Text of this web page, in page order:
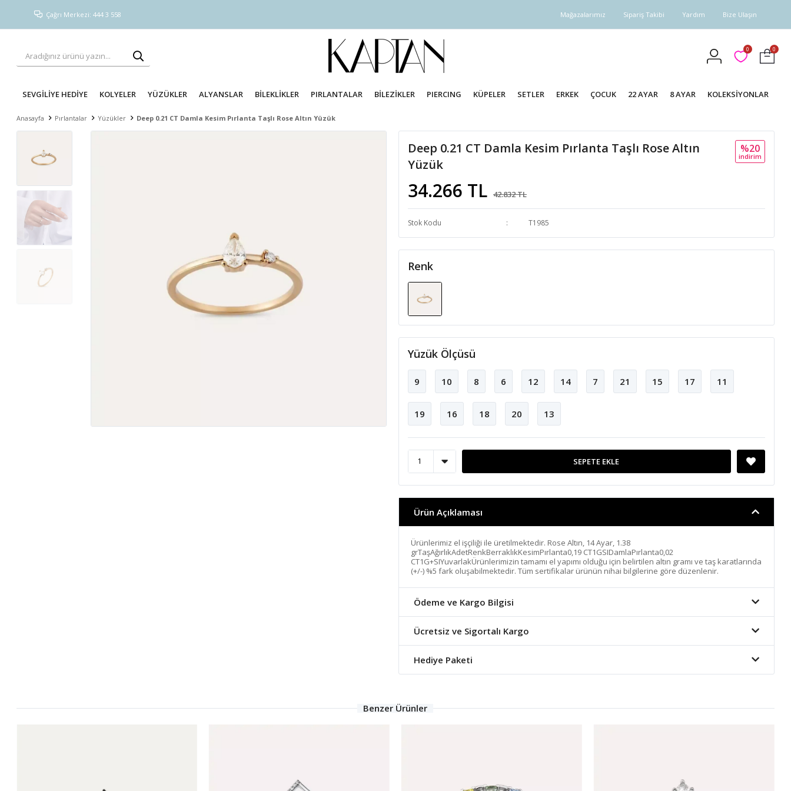
Çağrı Merkezi: 444 3 558 Mağazalarımız Sipariş Takibi Yardım Bize Ulaşın
0 0
SEVGİLİYE HEDİYE KOLYELER YÜZÜKLER ALYANSLAR BİLEKLİKLER PIRLANTALAR BİLEZİKLER PIERCING KÜPELER SETLER ERKEK ÇOCUK 22 AYAR 8 AYAR KOLEKSİYONLAR
Anasayfa Pırlantalar Yüzükler Deep 0.21 CT Damla Kesim Pırlanta Taşlı Rose Altın Yüzük
Deep 0.21 CT Damla Kesim Pırlanta Taşlı Rose Altın
Yüzük
34.266 TL 42.832 TL
%20
i̇ndi̇ri̇m
Stok Kodu T1985
Renk
Yüzük Ölçüsü
9 10 8 6 12 14 7 21 15 17 11
19 16 18 20 13
SEPETE EKLE
Ürün Açıklaması
Ürünlerimiz el işçiliği ile üretilmektedir. Rose Altın, 14 Ayar, 1.38
grTaşAğırlıkAdetRenkBerraklıkKesimPırlanta0,19 CT1GSIDamlaPırlanta0,02
CT1G+SIYuvarlakÜrünlerimizin tamamı el yapımı olduğu için belirtilen altın gramı ve taş karatlarında
(+/-) %5 fark oluşabilmektedir. Tüm sertifikalar ürünün nihai bilgilerine göre düzenlenir.
Ödeme ve Kargo Bilgisi
Ücretsiz ve Sigortalı Kargo
Hediye Paketi
Benzer Ürünler